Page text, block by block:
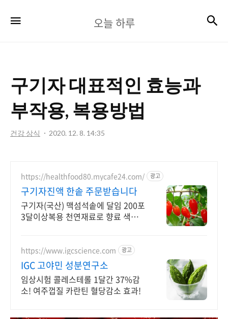
늘
오늘 하루
구기자 대표적인 효능과
부작용, 복용방법
건강 상식 2020. 12. 8. 14:35
https://healthfood80.mycafe24.com/ 광고
구기자진액 한솥 주문받습니다
구기자(국산) 맥섬석솥에 달임 200포
3달이상복용 천연재료로 향료 색소
https://www.igcscience.com 광고
IGC 고야민 성분연구소
임상시험 콜레스테롤 1달간 37%감
소! 여주껍질 카란틴 혈당감소 효과!